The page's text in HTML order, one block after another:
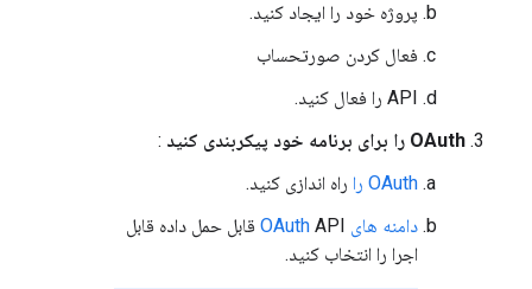
پروژه خود را ایجاد کنید.
فعال کردن صورتحساب
API را فعال کنید.
OAuth را برای برنامه خود پیکربندی کنید
:
OAuth را
راه اندازی کنید.
دامنه های OAuth
API قابل حمل داده قابل
اجرا را انتخاب کنید.